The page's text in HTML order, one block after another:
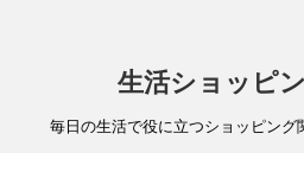
生活ショッピ
毎日の生活で役に立つショッピング